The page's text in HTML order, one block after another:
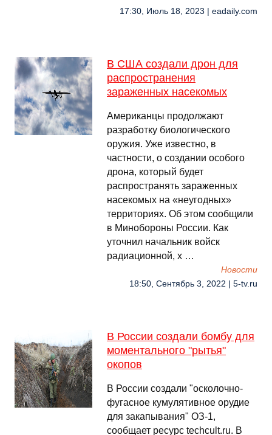
17:30, Июль 18, 2023 | eadaily.com
В США создали дрон для
распространения
зараженных насекомых
Американцы продолжают
разработку биологического
оружия. Уже известно, в
частности, о создании особого
дрона, который будет
распространять зараженных
насекомых на «неугодных»
территориях. Об этом сообщили
в Минобороны России. Как
уточнил начальник войск
радиационной, х …
Новости
18:50, Сентябрь 3, 2022 | 5-tv.ru
В России создали бомбу для
моментального "рытья"
окопов
В России создали "осколочно-
фугасное кумулятивное орудие
для закапывания" ОЗ-1,
сообщает ресурс techcult.ru. В